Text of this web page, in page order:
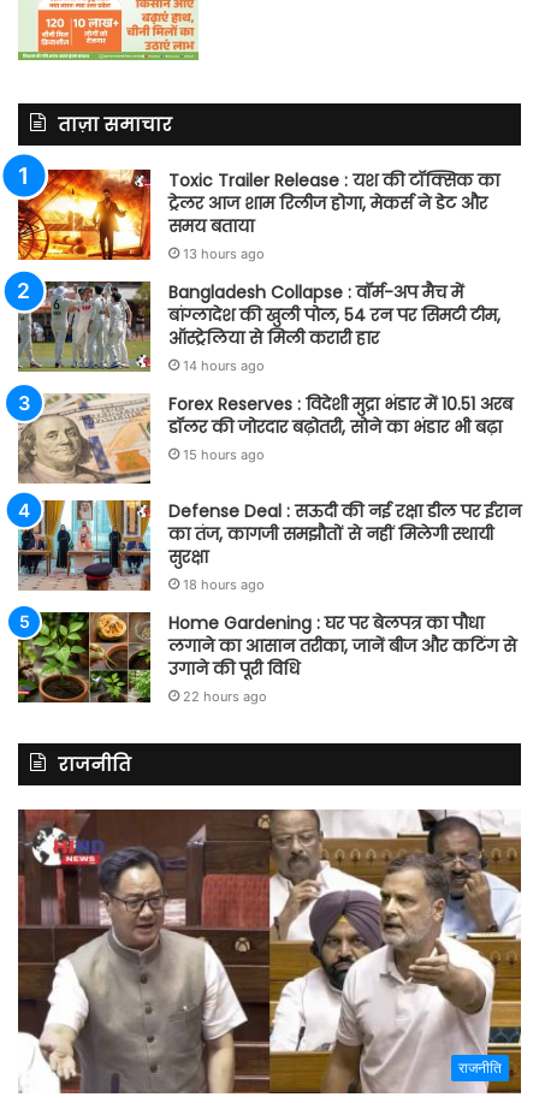
ताज़ा समाचार
Toxic Trailer Release : यश की टॉक्सिक का
ट्रेलर आज शाम रिलीज होगा, मेकर्स ने डेट और
समय बताया
13 hours ago
Bangladesh Collapse : वॉर्म-अप मैच में
बांग्लादेश की खुली पोल, 54 रन पर सिमटी टीम,
ऑस्ट्रेलिया से मिली करारी हार
14 hours ago
Forex Reserves : विदेशी मुद्रा भंडार में 10.51 अरब
डॉलर की जोरदार बढ़ोतरी, सोने का भंडार भी बढ़ा
15 hours ago
Defense Deal : सऊदी की नई रक्षा डील पर ईरान
का तंज, कागजी समझौतों से नहीं मिलेगी स्थायी
सुरक्षा
18 hours ago
Home Gardening : घर पर बेलपत्र का पौधा
लगाने का आसान तरीका, जानें बीज और कटिंग से
उगाने की पूरी विधि
22 hours ago
राजनीति
राजनीति